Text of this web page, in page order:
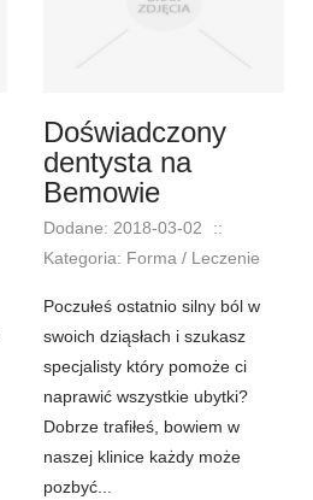
Doświadczony
dentysta na
Bemowie
Dodane: 2018-03-02
::
Kategoria: Forma / Leczenie
Poczułeś ostatnio silny ból w
swoich dziąsłach i szukasz
specjalisty który pomoże ci
naprawić wszystkie ubytki?
Dobrze trafiłeś, bowiem w
naszej klinice każdy może
pozbyć...